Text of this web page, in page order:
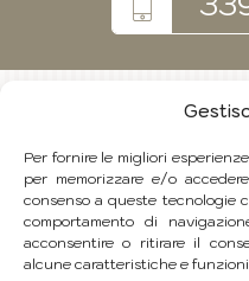
Per fornire le migliori
per memorizzare e/o
consenso a queste tecnologie
comportamento di
acconsentire o ritirare il
alcune caratteristiche e